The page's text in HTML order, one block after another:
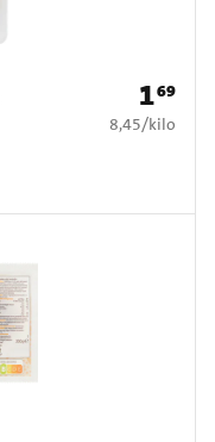
Prijs: €
169
€ 8,45 per kilo
8,45/kilo